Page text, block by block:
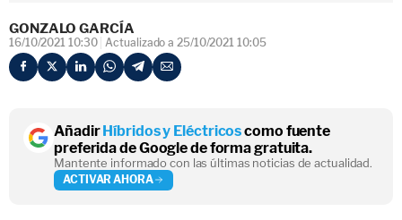
GONZALO GARCÍA
16/10/2021 10:30 Actualizado a 25/10/2021 10:05
AñadirHíbridos y Eléctricoscomo fuente
preferida de Google de forma gratuita.
Mantente informado con las últimas noticias de actualidad.
ACTIVAR AHORA